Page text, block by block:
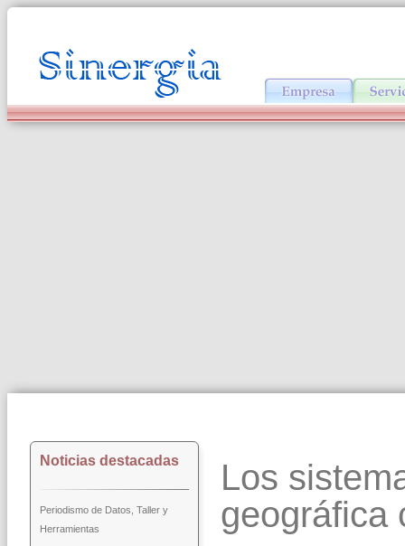
Noticias destacadas
Periodismo de Datos, Taller y
Herramientas
Los
geográfica